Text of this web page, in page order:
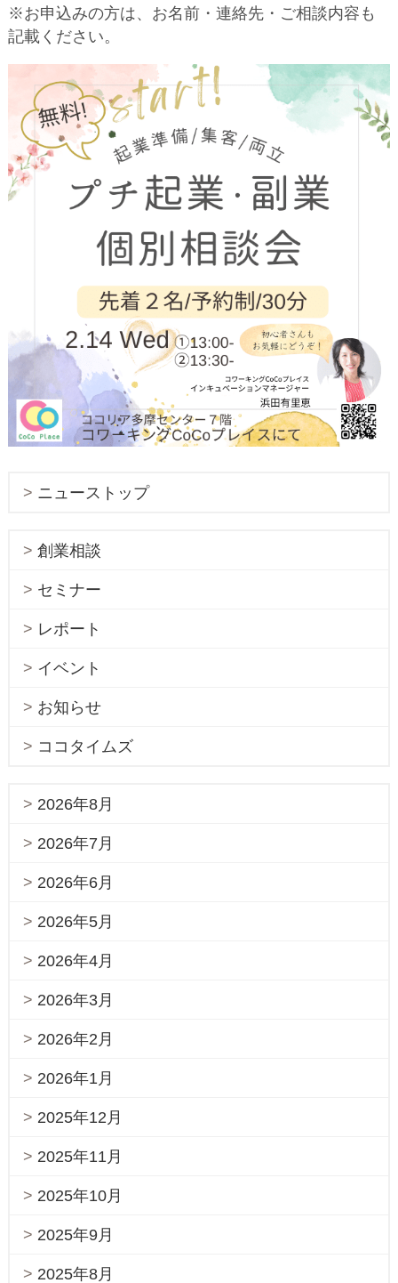
※お申込みの方は、お名前・連絡先・ご相談内容も
記載ください。
ニューストップ
創業相談
セミナー
レポート
イベント
お知らせ
ココタイムズ
2026年8月
2026年7月
2026年6月
2026年5月
2026年4月
2026年3月
2026年2月
2026年1月
2025年12月
2025年11月
2025年10月
2025年9月
2025年8月